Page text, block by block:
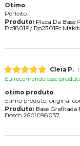
Otimo
Perfeito
Produto:Placa Da Base
Rp1801F / Rp2301Fc
Cleia P.
Eu recomendo esse
otimo produto
ótimo produto, original
Produto:Base Grafitada
Bosch 2601098037